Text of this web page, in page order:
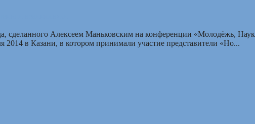
сделанного Алексеем Маньковским на конференции «Молодёжь,
в Казани, в котором принимали участие представители «Но...